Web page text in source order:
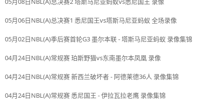
05月06日NBL(A)总决赛1 悉尼国王vs塔斯马尼亚蚂蚁 全场录像
05月02日NBL(A)季后赛首轮G3 墨尔本联 - 塔斯马尼亚蚂蚁 录像集锦
04月24日NBL(A)常规赛 珀斯野猫vs东南墨尔本凤凰 录像
04月24日NBL(A)常规赛 新西兰破坏者 - 阿德莱德36人 录像集锦
04月24日NBL(A)常规赛 悉尼国王 - 伊拉瓦拉老鹰 录像集锦